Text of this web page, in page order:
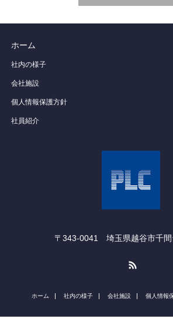
ホーム
社内の様子
会社施設
個人情報保護方針
社員紹介
〒343-0041 埼玉県越谷市千間
ホーム 社内の様子 会社施設 個人情報